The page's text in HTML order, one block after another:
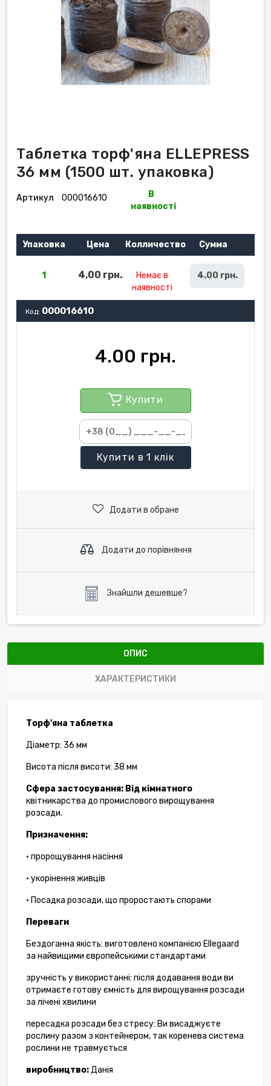
Таблетка торф'яна ELLEPRESS
36 мм (1500 шт. упаковка)
Артикул 000016610
В
наявності
Упаковка Цена Колличество Сумма
1 4,00 грн.
Немає в
наявності
4.00 грн.
Код: 000016610
4.00 грн.
Купити
Купити в 1 клік
Додати в обране
Додати до порівняння
Знайшли дешевше?
ОПИС
ХАРАКТЕРИСТИКИ
Торф'яна таблетка
Діаметр: 36 мм
Висота після висоти: 38 мм
Сфера застосування: Від кімнатного
квітникарства до промислового вирощування
розсади.
Призначення:
• пророщування насіння
• укорінення живців
• Посадка розсади, що проростають спорами
Переваги
Бездоганна якість: виготовлено компанією Ellegaard
за найвищими європейськими стандартами
зручність у використанні: після додавання води ви
отримаєте готову ємність для вирощування розсади
за лічені хвилини
пересадка розсади без стресу: Ви висаджуєте
рослину разом з контейнером, так коренева система
рослини не травмується
виробництво:Данія